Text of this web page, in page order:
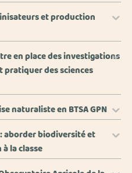
production
en place des investigations
pratiquer des sciences
naturaliste en BTSA GPN
aborder biodiversité et
la classe